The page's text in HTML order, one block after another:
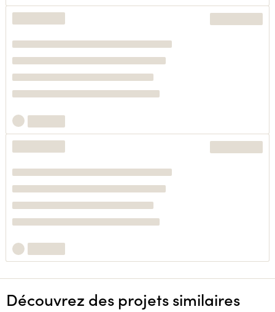
Découvrez des projets similaires